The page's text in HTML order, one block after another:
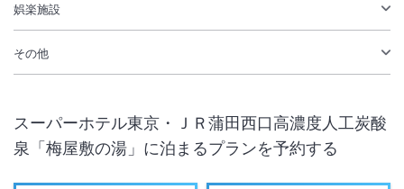
娯楽施設
その他
スーパーホテル東京・ＪＲ蒲田西口高濃度人工炭酸
泉「梅屋敷の湯」 に泊まるプランを予約する